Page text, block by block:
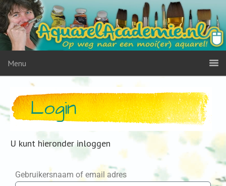
Menu
Login
U kunt hieronder inloggen
Gebruikersnaam of email adres